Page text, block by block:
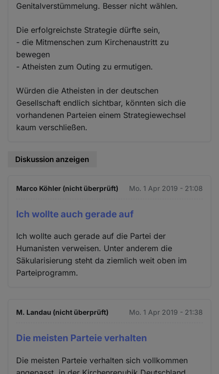
Genitalverstümmelung. Besser nicht wählen.
Die erfolgreichste Strategie dürfte sein,
- die Mitmenschen zum Kirchenaustritt zu
bewegen
- Atheisten zum Outing zu ermutigen.
Würden die Atheisten in der deutschen
Gesellschaft endlich sichtbar, könnten sich die
vorhandenen Parteien einem Strategiewechsel
kaum verschließen.
Diskussion anzeigen
Marco Köhler (nicht überprüft) Mo. 1 Apr 2019 - 21:08
Ich wollte auch gerade auf
Ich wollte auch gerade auf die Partei der
Humanisten verweisen. Unter anderem die
Säkularisierung steht da ziemlich weit oben im
Parteiprogramm.
M. Landau (nicht überprüft) Mo. 1 Apr 2019 - 21:38
Die meisten Parteie verhalten
Die meisten Parteie verhalten sich vollkommen